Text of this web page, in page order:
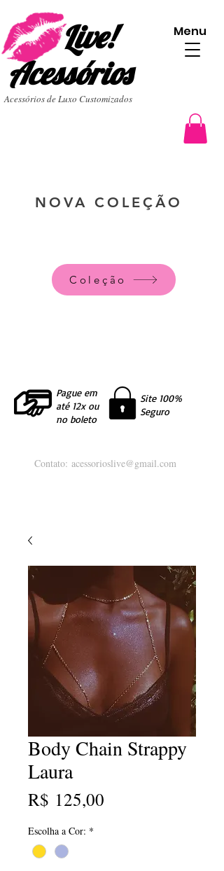
Live!
Acessórios
Acessórios de Luxo Customizados
NOVA COLEÇÃO
Menu
Coleção
Pague em
até 12x ou
no boleto
Site 100%
Seguro
Contato: acessorioslive@gmail.com
Body Chain Strappy
Laura
R$ 125,00
Escolha a Cor: *